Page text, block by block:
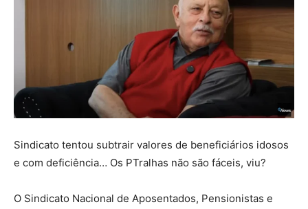
Sindicato tentou subtrair valores de beneficiários idosos
e com deficiência… Os PTralhas não são fáceis, viu?
O Sindicato Nacional de Aposentados, Pensionistas e